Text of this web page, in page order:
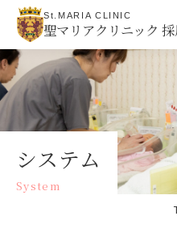
St.MARIA CLINIC
聖マリアクリニック
システム
System